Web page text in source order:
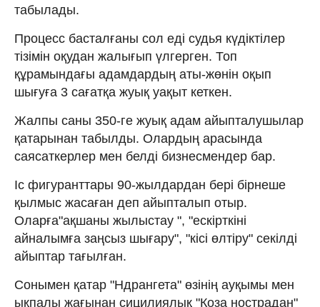
табылады.
Процесс басталғаны сол еді судья күдіктілер
тізімін оқудан жалығып үлгерген. Топ
құрамындағы адамдардың аты-жөнін оқып
шығуға 3 сағатқа жуық уақыт кеткен.
Жалпы саны 350-ге жуық адам айыпталушылар
қатарынан табылды. Олардың арасында
саясаткерлер мен белді бизнесмендер бар.
Іс фигуранттары 90-жылдардан бері бірнеше
қылмыс жасаған деп айыпталып отыр.
Оларға"ақшаны жылыстау ", "ескірткіні
айналымға заңсыз шығару", "кісі өлтіру" секілді
айыптар тағылған.
Сонымен қатар "Ндрангета" өзінің ауқымы мен
ықпалы жағынан сицилиялық "Коза нострадан"